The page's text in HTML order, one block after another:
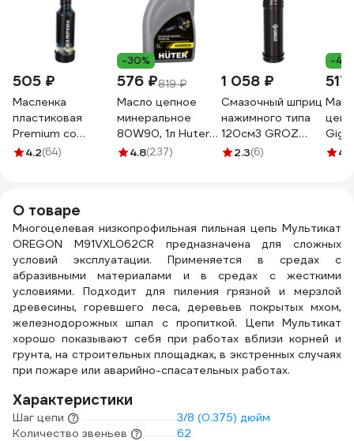
505 ₽
Масленка
пластиковая
Premium со
смазкой Champion
4.2(64)
-30%
576 ₽819 ₽
Масло цепное
минеральное
80W90, 1л Huter
73/8/2/1
4.8(237)
1 058 ₽
Смазочный шприц
нажимного типа
120см3 GROZ
GR43101 - G7P
2.3(6)
-
517
цепи
4.9
О товаре
Многоцелевая низкопрофильная пильная цепь Мультикат
OREGON M91VXL062CR предназначена для сложных
условий эксплуатации. Применяется в средах с
абразивными материалами и в средах с жесткими
условиями. Подходит для пиления грязной и мерзлой
древесины, горевшего леса, деревьев покрытых мхом,
железнодорожных шпал с пропиткой. Цепи Мультикат
хорошо показывают себя при работах вблизи корней и
грунта, на строительных площадках, в экстренных случаях
при пожаре или аварийно-спасательных работах.
Характеристики
Шаг цепи
3/8 (0.375) дюйм
Количество звеньев
62